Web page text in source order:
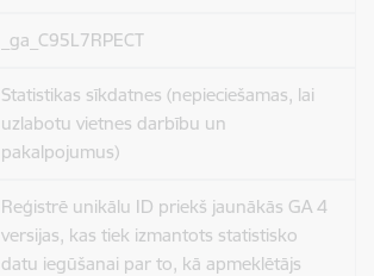
_ga_C95L7RPECT
Statistikas sīkdatnes (nepieciešamas, lai
uzlabotu vietnes darbību un
pakalpojumus)
Reģistrē unikālu ID priekš jaunākās GA 4
versijas, kas tiek izmantots statistisko
datu iegūšanai par to, kā apmeklētājs